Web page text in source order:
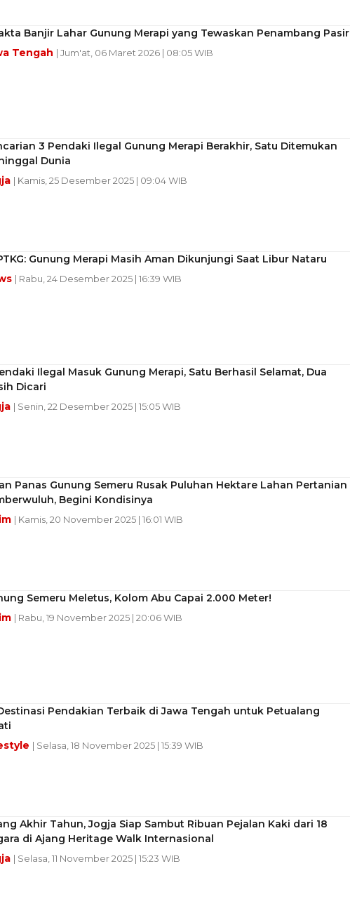
Banjir Lahar Gunung Merapi yang Tewaskan Penambang Pasir
Tengah | Jum'at, 06 Maret 2026 | 08:05 WIB
3 Pendaki Ilegal Gunung Merapi Berakhir, Satu Ditemukan
Dunia
| Kamis, 25 Desember 2025 | 09:04 WIB
Gunung Merapi Masih Aman Dikunjungi Saat Libur Nataru
| Rabu, 24 Desember 2025 | 16:39 WIB
Ilegal Masuk Gunung Merapi, Satu Berhasil Selamat, Dua
Dicari
| Senin, 22 Desember 2025 | 15:05 WIB
Panas Gunung Semeru Rusak Puluhan Hektare Lahan Pertanian
Begini Kondisinya
| Kamis, 20 November 2025 | 16:01 WIB
Semeru Meletus, Kolom Abu Capai 2.000 Meter!
| Rabu, 19 November 2025 | 20:06 WIB
Pendakian Terbaik di Jawa Tengah untuk Petualang
| Selasa, 18 November 2025 | 15:39 WIB
Akhir Tahun, Jogja Siap Sambut Ribuan Pejalan Kaki dari 18
di Ajang Heritage Walk Internasional
| Selasa, 11 November 2025 | 15:23 WIB